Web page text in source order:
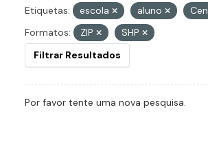
Etiquetas: escola aluno
Formatos:
ZIP
SHP
Filtrar Resultados
Por favor tente uma nova pesquisa.